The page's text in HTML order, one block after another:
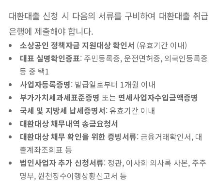
대환대출 신청 시 다음의 서류를 구비하여 대환대출 취급
은행에 제출해야 합니다.
소상공인 정책자금 지원대상 확인서 (유효기간 이내)
대표 실명확인증표: 주민등록증, 운전면허증, 외국인등록증
등 중 택1
사업자등록증명: 발급일로부터 1개월 이내
부가가치세과세표준증명 또는 면세사업자수입금액증명
국세 및 지방세 납세증명서: 유효기간 이내
대환대상 채무내역 송금요청서
대환대상 채무 확인을 위한 증빙서류: 금융거래확인서, 대
출계좌조회표 등
법인사업자 추가 신청서류: 정관, 이사회 의사록 사본, 주주
명부, 원천징수이행상황신고서 등